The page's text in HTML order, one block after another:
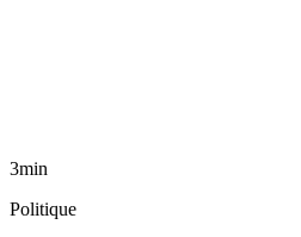
3min
Politique